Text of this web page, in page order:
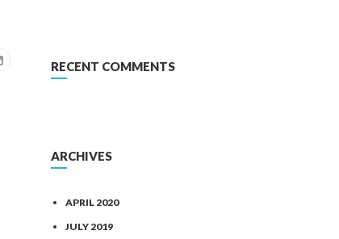
RECENT COMMENTS
ARCHIVES
APRIL 2020
JULY 2019